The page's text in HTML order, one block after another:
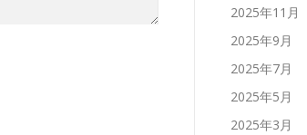
2025年11月
2025年9月
2025年7月
2025年5月
2025年3月